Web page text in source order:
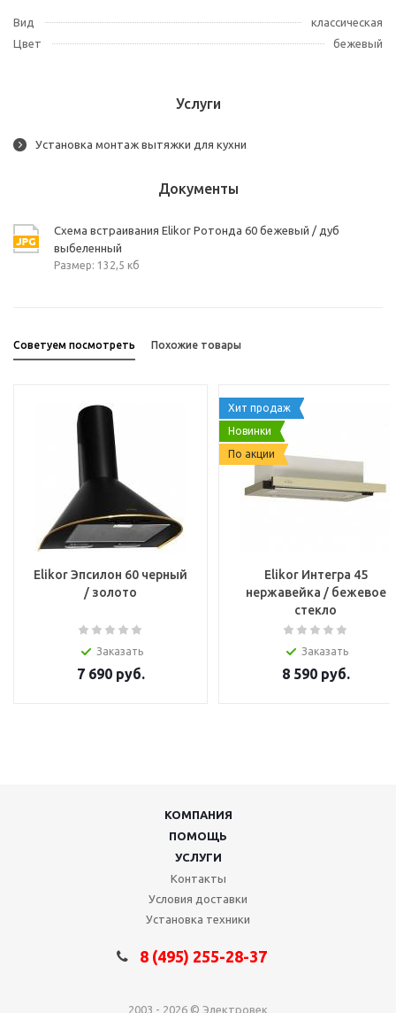
Вид
классическая
Цвет
бежевый
Услуги
Установка монтаж вытяжки для кухни
Документы
Схема встраивания Elikor Ротонда 60 бежевый / дуб
выбеленный
Размер: 132,5 кб
Советуем посмотреть Похожие товары
Elikor Эпсилон 60 черный
/ золото
Заказать
7 690руб.
Хит продаж
Новинки
По акции
Elikor Интегра 45
нержавейка / бежевое
стекло
Заказать
8 590руб.
КОМПАНИЯ
ПОМОЩЬ
УСЛУГИ
Контакты
Условия доставки
Установка техники
8 (495) 255-28-37
2003 - 2026 © Электровек